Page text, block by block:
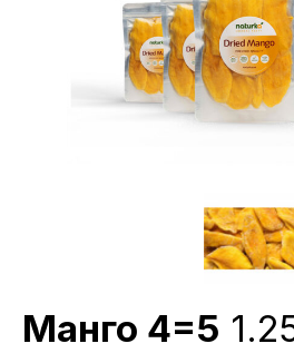
Манго 4=5